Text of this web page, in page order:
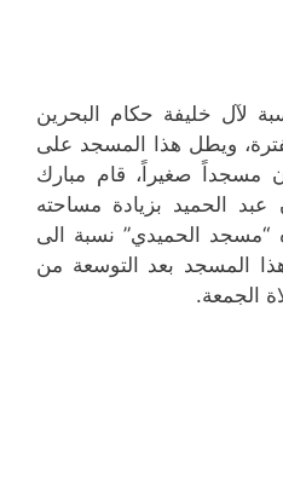
لآل خليفة حكام البحرين
ويطل هذا المسجد على
مسجداً صغيراً، قام مبارك
الحميد بزيادة مساحته
“مسجد الحميدي” نسبة الى
المسجد بعد التوسعة من
الجمعة.